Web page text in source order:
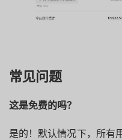
常见问题
这是免费的吗？
是的！默认情况下，所有